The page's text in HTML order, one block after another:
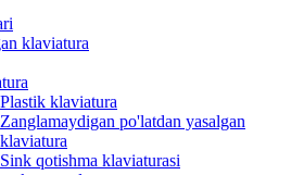
klaviatura
Plastik klaviatura
Zanglamaydigan po'latdan yasalgan
klaviatura
Sink qotishma klaviaturasi